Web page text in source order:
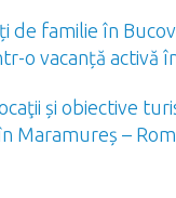
de familie în
o vacanță activă
și obiective
Maramureș –